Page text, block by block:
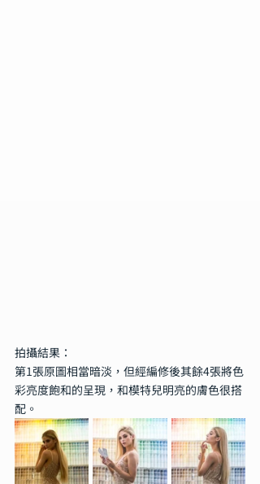
拍攝結果：
第1張原圖相當暗淡，但經編修後其餘4張將色
彩亮度飽和的呈現，和模特兒明亮的膚色很搭
配。